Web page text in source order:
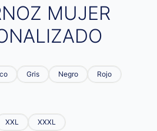
MUJER
Gris Negro
Rojo
XXL XXXL